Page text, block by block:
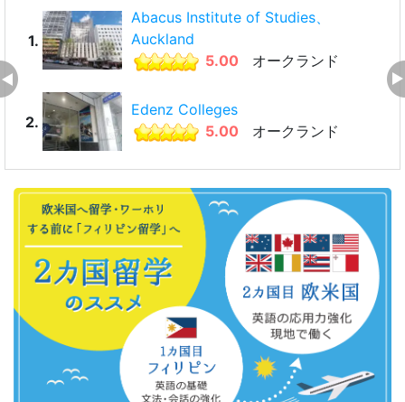
1.
Abacus Institute of Studies、
Auckland
5.00
オークランド
2.
Edenz Colleges
5.00
オークランド